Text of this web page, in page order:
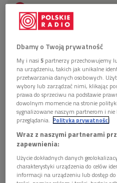
 44'50
Wspomnienie o Józefie
Dbamy o Twoją prywatność
My i nasi5 partnerzy przechowujemy
na urządzeniu, takich jak unikalne
przetwarzania danych osobowych.
wybory lub zarządzać nimi, klikając
prawa do sprzeciwu na podstawie
dowolnym momencie na stronie
sygnalizowane naszym partnerom i
przeglądania. Polityka prywatności
Wraz z naszymi partnerami
zapewnienia:
Użycie dokładnych danych
charakterystyki urządzenia do celów
informacji na urządzeniu lub dostęp